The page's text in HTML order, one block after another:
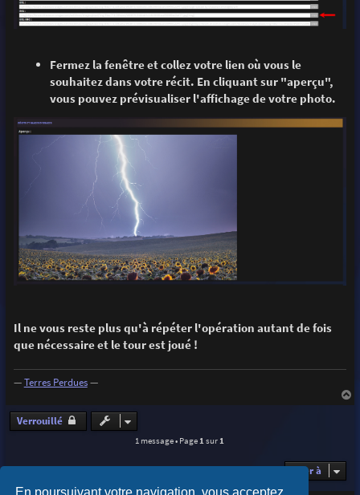
En poursuivant votre navigation, vous acceptez
Fermez la fenêtre et collez votre lien où vous le
souhaitez dans votre récit. En cliquant sur "aperçu",
vous pouvez prévisualiser l'affichage de votre photo.
Il ne vous reste plus qu'à répéter l'opération autant de fois
que nécessaire et le tour est joué !
—Terres Perdues—
a
Verrouillé
1 message • Page 1 sur 1
Aller à